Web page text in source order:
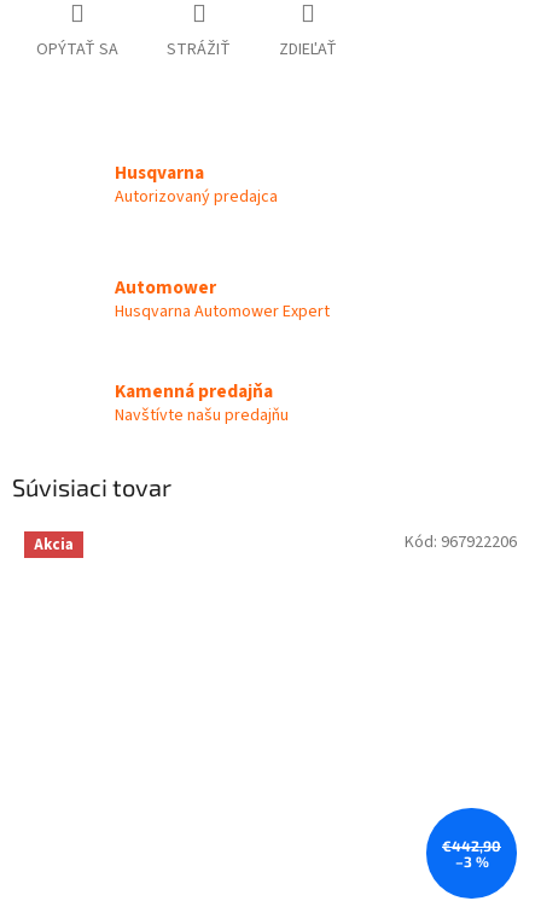
OPÝTAŤ SA STRÁŽIŤ ZDIEĽAŤ
Husqvarna
Autorizovaný predajca
Automower
Husqvarna Automower Expert
Kamenná predajňa
Navštívte našu predajňu
Súvisiaci tovar
Akcia
€442,90
–3 %
Kód: 967922206